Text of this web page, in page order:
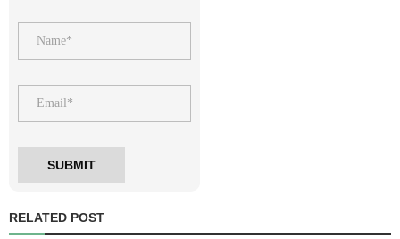
RELATED POST